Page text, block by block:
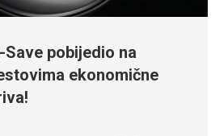
Save pobijedio na
ekonomične